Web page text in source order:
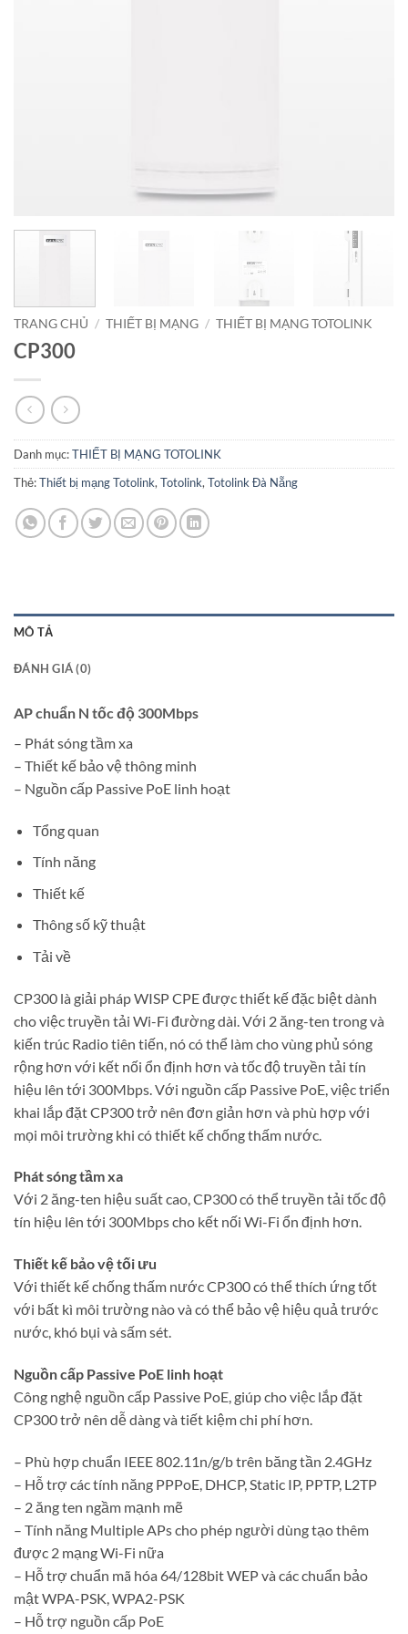
TRANG CHỦ / THIẾT BỊ MẠNG / THIẾT BỊ MẠNG TOTOLINK
CP300
Danh mục:THIẾT BỊ MẠNG TOTOLINK
Thẻ:Thiết bị mạng Totolink, Totolink, Totolink Đà Nẵng
MÔ TẢ
ĐÁNH GIÁ (0)
AP chuẩn N tốc độ 300Mbps
– Phát sóng tầm xa
– Thiết kế bảo vệ thông minh
– Nguồn cấp Passive PoE linh hoạt
Tổng quan
Tính năng
Thiết kế
Thông số kỹ thuật
Tải về
CP300 là giải pháp WISP CPE được thiết kế đặc biệt dành
cho việc truyền tải Wi-Fi đường dài. Với 2 ăng-ten trong và
kiến trúc Radio tiên tiến, nó có thể làm cho vùng phủ sóng
rộng hơn với kết nối ổn định hơn và tốc độ truyền tải tín
hiệu lên tới 300Mbps. Với nguồn cấp Passive PoE, việc triển
khai lắp đặt CP300 trở nên đơn giản hơn và phù hợp với
mọi môi trường khi có thiết kế chống thấm nước.
Phát sóng tầm xa
Với 2 ăng-ten hiệu suất cao, CP300 có thể truyền tải tốc độ
tín hiệu lên tới 300Mbps cho kết nối Wi-Fi ổn định hơn.
Thiết kế bảo vệ tối ưu
Với thiết kế chống thấm nước CP300 có thể thích ứng tốt
với bất kì môi trường nào và có thể bảo vệ hiệu quả trước
nước, khó bụi và sấm sét.
Nguồn cấp Passive PoE linh hoạt
Công nghệ nguồn cấp Passive PoE, giúp cho việc lắp đặt
CP300 trở nên dễ dàng và tiết kiệm chi phí hơn.
– Phù hợp chuẩn IEEE 802.11n/g/b trên băng tần 2.4GHz
– Hỗ trợ các tính năng PPPoE, DHCP, Static IP, PPTP, L2TP
– 2 ăng ten ngầm mạnh mẽ
– Tính năng Multiple APs cho phép người dùng tạo thêm
được 2 mạng Wi-Fi nữa
– Hỗ trợ chuẩn mã hóa 64/128bit WEP và các chuẩn bảo
mật WPA-PSK, WPA2-PSK
– Hỗ trợ nguồn cấp PoE